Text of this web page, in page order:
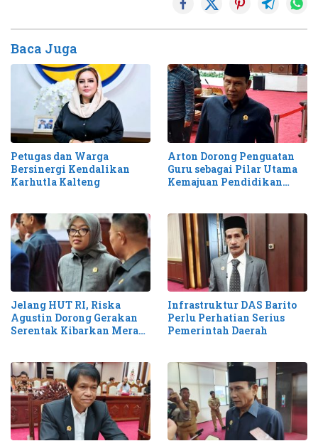
Baca Juga
Petugas dan Warga
Bersinergi Kendalikan
Karhutla Kalteng
Arton Dorong Penguatan
Guru sebagai Pilar Utama
Kemajuan Pendidikan
Jelang HUT RI, Riska
Agustin Dorong Gerakan
Serentak Kibarkan Merah
Infrastruktur DAS Barito
Perlu Perhatian Serius
Pemerintah Daerah